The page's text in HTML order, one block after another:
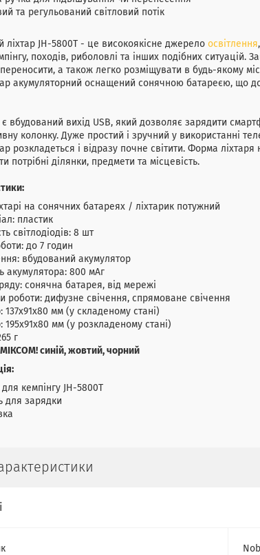
та регульований світловий потік
ліхтар JH-5800T - це високоякісне джерело освітлення
походів, риболовлі та інших подібних ситуацій.
а також легко розміщувати в будь-якому
акумуляторний оснащений сонячною батареєю, що
є вбудований вихід USB, який дозволяє зарядити
колонку. Дуже простий і зручний у використанні
розкладеться і відразу почне світити. Форма
потрібні ділянки, предмети та місцевість.
на сонячних батареях / ліхтарик потужний
пластик
світлодіодів: 8 шт
до 7 годин
вбудований акумулятор
акумулятора: 800 мАг
сонячна батарея, від мережі
роботи: дифузне свічення, спрямоване свічення
137х91х80 мм (у складеному стані)
195х91х80 мм (у розкладеному стані)
г
МІКСОМ! синій, жовтий, чорний
кемпінгу JH-5800T
для зарядки